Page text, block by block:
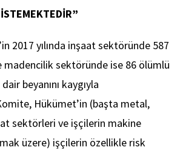
2017 yılında inşaat sektöründe 587
madencilik sektöründe ise 86 ölümlü
beyanını kaygıyla
Hükümet’in (başta metal,
sektörleri ve işçilerin makine
üzere) işçilerin özellikle risk